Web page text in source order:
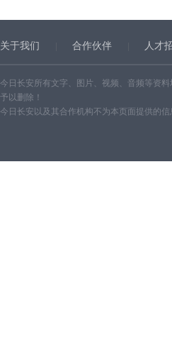
关于我们 合作伙伴 人才
今日长安所有文字、图片、视频、音频等资
予以删除！
今日长安以及其合作机构不为本页面提供的